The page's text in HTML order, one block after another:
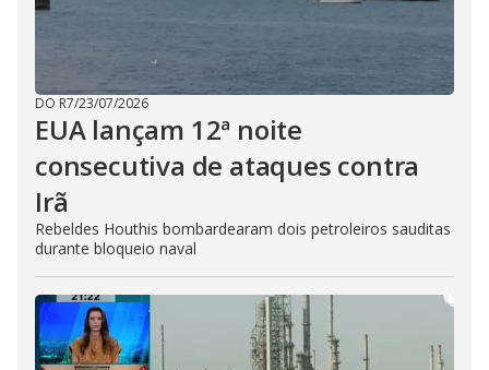
DO R7/23/07/2026
EUA lançam 12ª noite
consecutiva de ataques contra
Irã
Rebeldes Houthis bombardearam dois petroleiros sauditas
durante bloqueio naval